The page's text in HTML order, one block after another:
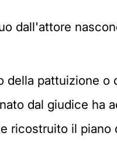
dall'attore
della pattuizione o
dal giudice ha
ricostruito il piano